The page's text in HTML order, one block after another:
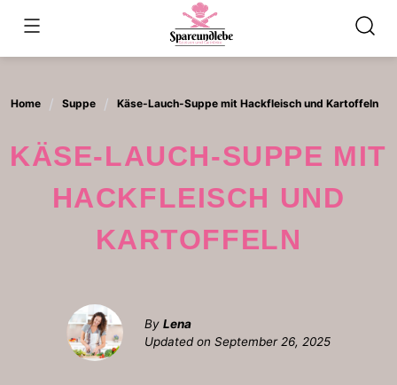
content
Home Suppe Käse-Lauch-Suppe mit Hackfleisch und Kartoffeln
KÄSE-LAUCH-SUPPE MIT
HACKFLEISCH UND
KARTOFFELN
By Lena
Updated on September 26, 2025